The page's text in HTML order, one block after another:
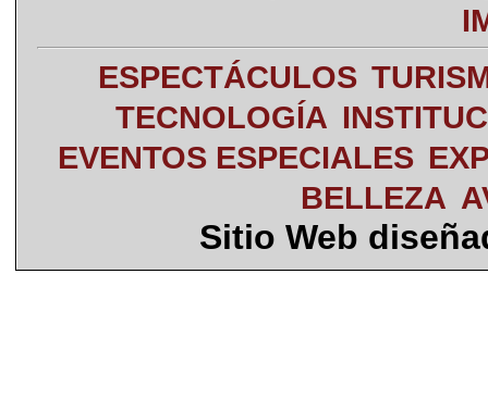
ESPECTÁCULOS
TECNOLOGÍA
EVENTOS ESPECIALES
BELLEZA
Sitio Web